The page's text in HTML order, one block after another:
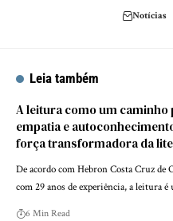
Notícias
Leia também
A leitura como um caminho
empatia e
força transformadora da
De acordo com Hebron Costa Cruz de
com 29 anos de experiência, a leitura
6 Min Read